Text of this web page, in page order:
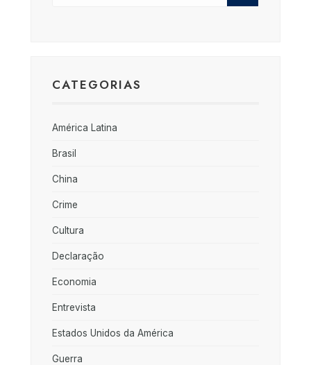
CATEGORIAS
América Latina
Brasil
China
Crime
Cultura
Declaração
Economia
Entrevista
Estados Unidos da América
Guerra